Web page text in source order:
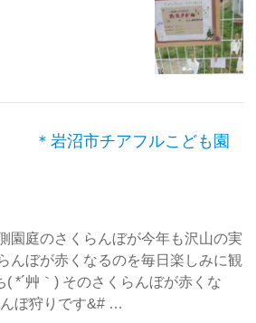
＊岩沼市チアフルこども園
園庭のさくらんぼが今年も沢山の実
んぼが赤くなるのを毎日楽しみに観
*´艸｀) そのさくらんぼが赤くな
ぼ狩りです&# …